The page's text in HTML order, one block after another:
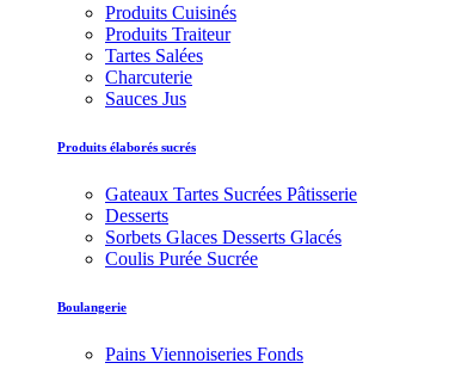
Produits Cuisinés
Produits Traiteur
Tartes Salées
Charcuterie
Sauces Jus
Produits élaborés sucrés
Gateaux Tartes Sucrées Pâtisserie
Desserts
Sorbets Glaces Desserts Glacés
Coulis Purée Sucrée
Boulangerie
Pains Viennoiseries Fonds